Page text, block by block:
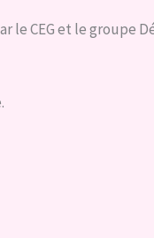
le CEG et le groupe